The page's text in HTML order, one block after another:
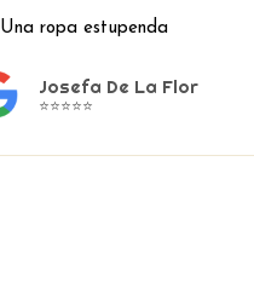
Una ropa estupenda
Josefa De La Flor
⭐⭐⭐⭐⭐